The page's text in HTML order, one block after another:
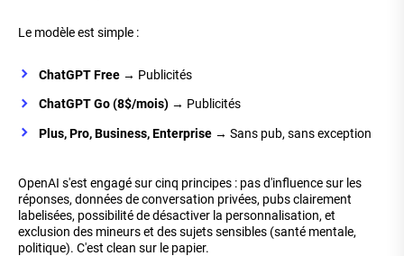
Le modèle est simple :
ChatGPT Free → Publicités
ChatGPT Go (8$/mois) → Publicités
Plus, Pro, Business, Enterprise → Sans pub, sans exception
OpenAI s'est engagé sur cinq principes : pas d'influence sur les
réponses, données de conversation privées, pubs clairement
labelisées, possibilité de désactiver la personnalisation, et
exclusion des mineurs et des sujets sensibles (santé mentale,
politique). C'est clean sur le papier.